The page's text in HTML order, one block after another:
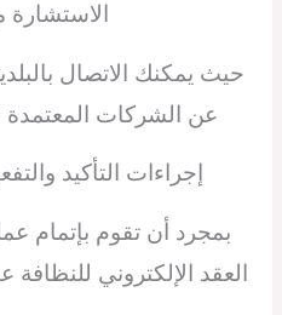
الاستشارة
حيث يمكنك الاتصال
عن الشركات المعتمدة
إجراءات التأكيد
بمجرد أن تقوم بإتمام
العقد الإلكتروني